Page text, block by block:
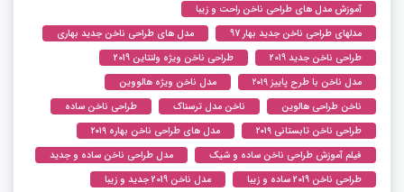
آموزش مدل های طراحی ناخن راحت و زیبا
مدلهای طراحی ناخن جدید بهار 97
مدل های طراحی ناخن جدید بهاری
طراحی ناخن جدید 2019
طراحی ناخن ویژه ولنتاین 2019
مدل ناخن با طرح پاییز ۲۰۱۹
مدل ناخن ویژه هالووین
ناخن طراحی هالوین
ناخن مدل ترسناک
طراحی ناخن ساده
طراحی ناخن تابستانی ۲۰۱۹
مدل های طراحی ناخن بهاره ۲۰۱۹
فیلم آموزش طراحی ناخن ساده و شیک
مدل طراحی ناخن ساده و جدید
طراحی ناخن 2019 ساده و زیبا
مدل ناخن 2019 جدید و زیبا